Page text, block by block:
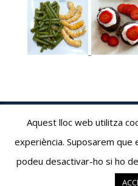
Proudly powered by WordPress
Aquest lloc web utilitza
experiència. Suposarem
podeu desactivar-ho si ho